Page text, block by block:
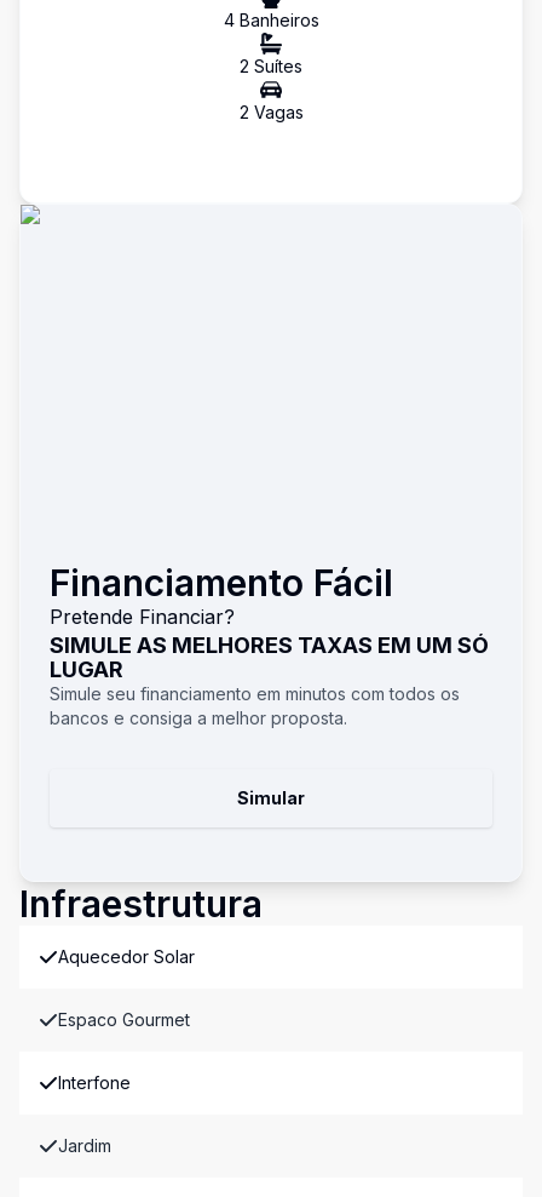
4Banheiros
2 Suítes
2 Vagas
Financiamento Fácil
Pretende Financiar?
SIMULE AS MELHORES TAXAS EM UM SÓ
LUGAR
Simule seu financiamento em minutos com todos os
bancos e consiga a melhor proposta.
Simular
Infraestrutura
Aquecedor Solar
Espaco Gourmet
Interfone
Jardim